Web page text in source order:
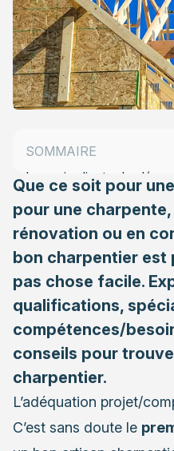
Que ce soit pour
pour une
rénovation ou en
bon charpentier est
pas chose facile.
qualifications,
compétences/
conseils pour
charpentier.
L’adéquation projet/
C’est sans doute le
SOMMAIRE
L’adéquation projet/
indispensables
Les avis clients : la clé
charpentier